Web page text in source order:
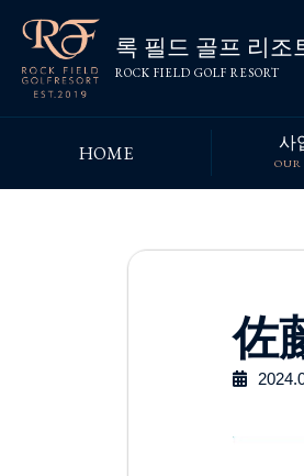
록 필드 골프 리조
ROCK FIELD GOLF RESORT
HOME 사
OUR
佐